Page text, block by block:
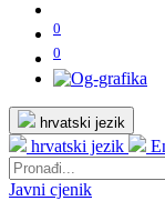
0
0
hrvatski jezik
hrvatski jezik
Javni cjenik